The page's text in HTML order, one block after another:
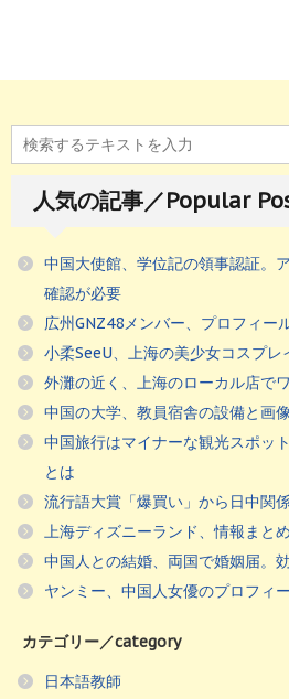
人気の記事／Popular
中国大使館、学位記の領事認証。
確認が必要
広州GNZ48メンバー、プロフィー
小柔SeeU、上海の美少女コスプ
外灘の近く、上海のローカル店で
中国の大学、教員宿舎の設備と画
中国旅行はマイナーな観光スポッ
とは
流行語大賞「爆買い」から日中関
上海ディズニーランド、情報まとめ
中国人との結婚、両国で婚姻届。
ヤンミー、中国人女優のプロフィ
カテゴリー／category
日本語教師